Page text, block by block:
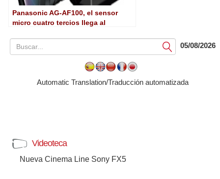
Panasonic AG-AF100, el sensor
micro cuatro tercios llega al
Submit05/08/2026
Automatic Translation/Traducción automatizada
Videoteca
Nueva Cinema Line Sony FX5